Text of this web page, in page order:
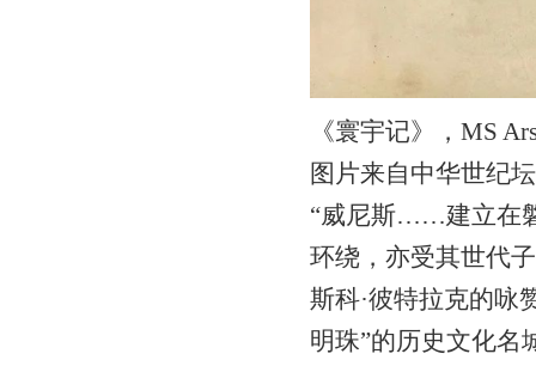
《寰宇记》，MS
图片来自中华世纪坛
“威尼斯……建立在
环绕，亦受其世代
斯科·彼特拉克的咏
明珠”的历史文化名